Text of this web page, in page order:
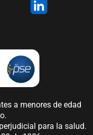
a menores de edad
para la salud.